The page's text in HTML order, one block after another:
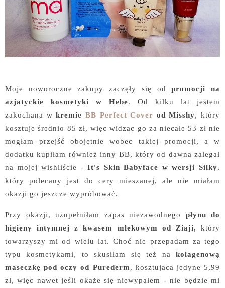
Moje noworoczne zakupy zaczęły się odpromocji na
azjatyckie kosmetyki w Hebe. Od kilku lat jestem
zakochana wkremie BB Perfect Cover od Misshy, który
kosztuje średnio 85 zł, więc widząc go za niecałe 53 zł nie
mogłam przejść obojętnie wobec takiej promocji, a w
dodatku kupiłam również inny BB, który od dawna zalegał
na mojej wishliście -It's Skin Babyface w wersji Silky,
który polecany jest do cery mieszanej, ale nie miałam
okazji go jeszcze wypróbować.
Przy okazji, uzupełniłam zapas niezawodnego płynu do
higieny intymnej z kwasem mlekowym od Ziaji, który
towarzyszy mi od wielu lat. Choć nie przepadam za tego
typu kosmetykami, to skusiłam się też na kolagenową
maseczkę pod oczy od Purederm, kosztującą jedyne 5,99
zł, więc nawet jeśli okaże się niewypałem - nie będzie mi